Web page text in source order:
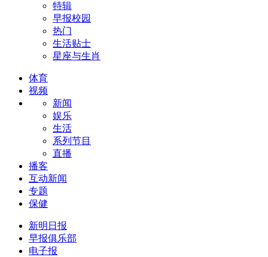
特辑
早报校园
热门
生活贴士
星座与生肖
体育
视频
新闻
娱乐
生活
系列节目
直播
播客
互动新闻
专题
保健
新明日报
早报俱乐部
电子报